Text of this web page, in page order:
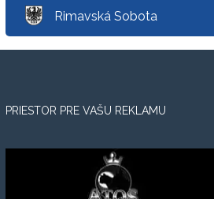
Rimavská Sobota
PRIESTOR PRE VAŠU REKLAMU